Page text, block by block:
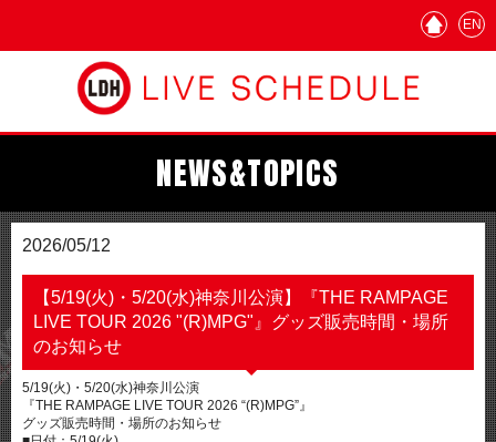
EN
NEWS&TOPICS
2026/05/12
【5/19(火)・5/20(水)神奈川公演】『THE RAMPAGE
LIVE TOUR 2026 "(R)MPG"』グッズ販売時間・場所
のお知らせ
5/19(火)・5/20(水)神奈川公演
『THE RAMPAGE LIVE TOUR 2026 “(R)MPG”』
グッズ販売時間・場所のお知らせ